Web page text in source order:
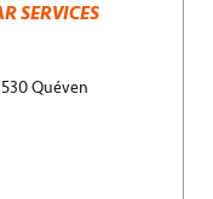
SERVICES
Quéven